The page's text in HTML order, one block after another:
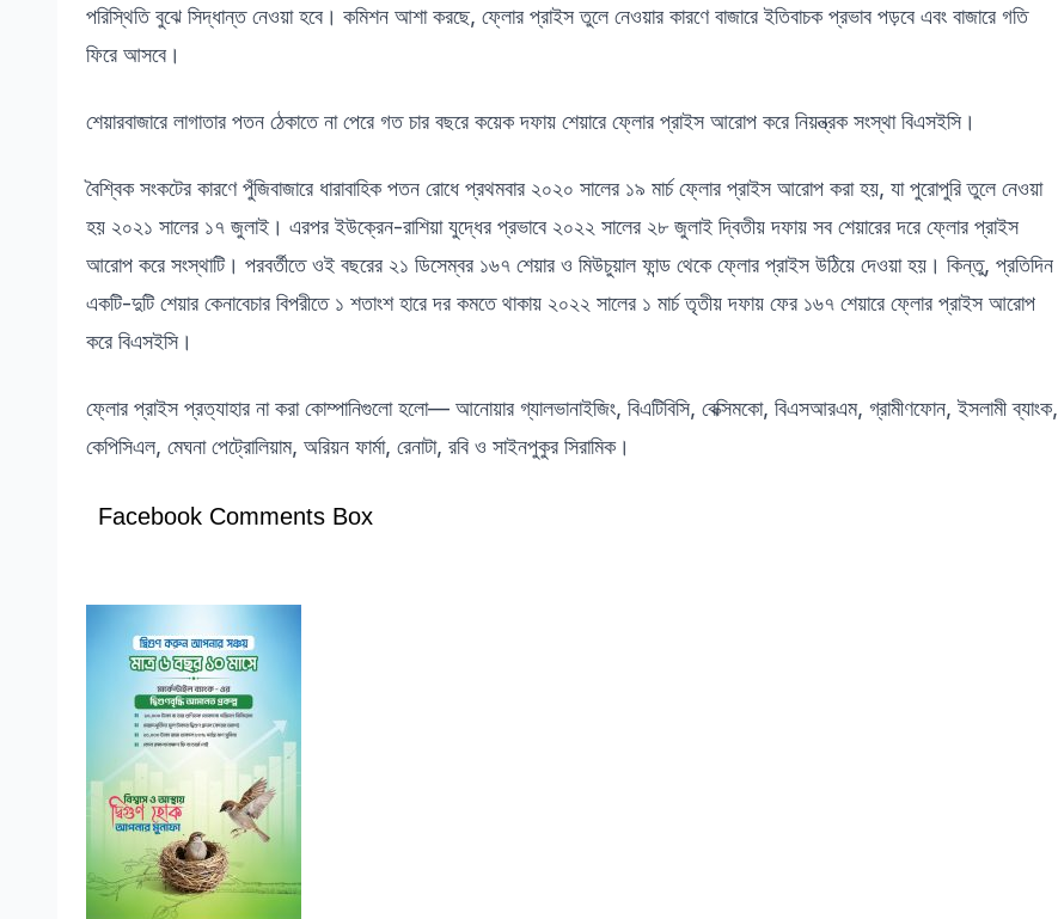
পরিস্থিতি বুঝে সিদ্ধান্ত নেওয়া হবে। কমিশন আশা করছে, ফ্লোর প্রাইস তুলে নেওয়ার কারণে বাজারে ইতিবাচক প্রভাব পড়বে এবং বাজারে গতি
ফিরে আসবে।
শেয়ারবাজারে লাগাতার পতন ঠেকাতে না পেরে গত চার বছরে কয়েক দফায় শেয়ারে ফ্লোর প্রাইস আরোপ করে নিয়ন্ত্রক সংস্থা বিএসইসি।
বৈশ্বিক সংকটের কারণে পুঁজিবাজারে ধারাবাহিক পতন রোধে প্রথমবার ২০২০ সালের ১৯ মার্চ ফ্লোর প্রাইস আরোপ করা হয়, যা পুরোপুরি তুলে নেওয়া
হয় ২০২১ সালের ১৭ জুলাই। এরপর ইউক্রেন-রাশিয়া যুদ্ধের প্রভাবে ২০২২ সালের ২৮ জুলাই দ্বিতীয় দফায় সব শেয়ারের দরে ফ্লোর প্রাইস
আরোপ করে সংস্থাটি। পরবর্তীতে ওই বছরের ২১ ডিসেম্বর ১৬৭ শেয়ার ও মিউচুয়াল ফান্ড থেকে ফ্লোর প্রাইস উঠিয়ে দেওয়া হয়। কিন্তু, প্রতিদিন
একটি-দুটি শেয়ার কেনাবেচার বিপরীতে ১ শতাংশ হারে দর কমতে থাকায় ২০২২ সালের ১ মার্চ তৃতীয় দফায় ফের ১৬৭ শেয়ারে ফ্লোর প্রাইস আরোপ
করে বিএসইসি।
ফ্লোর প্রাইস প্রত্যাহার না করা কোম্পানিগুলো হলো— আনোয়ার গ্যালভানাইজিং, বিএটিবিসি, বেক্সিমকো, বিএসআরএম, গ্রামীণফোন, ইসলামী ব্যাংক,
কেপিসিএল, মেঘনা পেট্রোলিয়াম, অরিয়ন ফার্মা, রেনাটা, রবি ও সাইনপুকুর সিরামিক।
Facebook Comments Box